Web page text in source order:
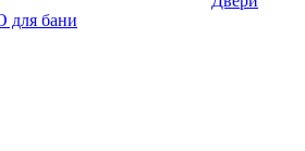
для бани